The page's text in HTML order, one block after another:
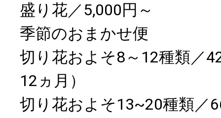
盛り花／5,000円～
季節のおまかせ便
切り花およそ8～12種類／
12ヵ月）
切り花およそ13~20種類／